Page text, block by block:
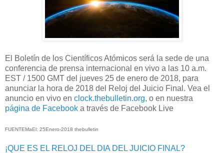
El Boletín de los Científicos Atómicos será la sede de una
conferencia de prensa internacional en vivo a las 10 a.m.
EST / 1500 GMT del jueves 25 de enero de 2018, para
anunciar la hora de 2018 del Reloj del Juicio Final. Vea el
anuncio en vivo en clock.thebulletin.org, o en nuestra
página de Facebook a través de Facebook Live
FUENTEMaEl: 25Enero-2018 thebulletin
¡QUE ES EL RELOJ DEL DIA DEL JUICIO FINAL?